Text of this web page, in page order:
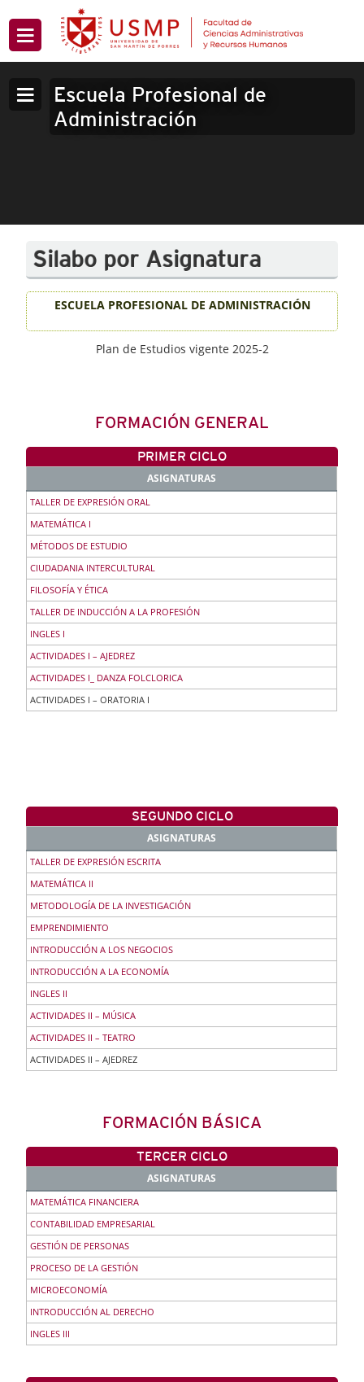
Escuela Profesional de
Administración
Silabo por Asignatura
ESCUELA PROFESIONAL DE ADMINISTRACIÓN
Plan de Estudios vigente 2025-2
FORMACIÓN GENERAL
PRIMER CICLO
ASIGNATURAS
TALLER DE EXPRESIÓN ORAL
MATEMÁTICA I
MÉTODOS DE ESTUDIO
CIUDADANIA INTERCULTURAL
FILOSOFÍA Y ÉTICA
TALLER DE INDUCCIÓN A LA PROFESIÓN
INGLES I
ACTIVIDADES I – AJEDREZ
ACTIVIDADES I_ DANZA FOLCLORICA
ACTIVIDADES I – ORATORIA I
SEGUNDO CICLO
ASIGNATURAS
TALLER DE EXPRESIÓN ESCRITA
MATEMÁTICA II
METODOLOGÍA DE LA INVESTIGACIÓN
EMPRENDIMIENTO
INTRODUCCIÓN A LOS NEGOCIOS
INTRODUCCIÓN A LA ECONOMÍA
INGLES II
ACTIVIDADES II – MÚSICA
ACTIVIDADES II – TEATRO
ACTIVIDADES II – AJEDREZ
FORMACIÓN BÁSICA
TERCER CICLO
ASIGNATURAS
MATEMÁTICA FINANCIERA
CONTABILIDAD EMPRESARIAL
GESTIÓN DE PERSONAS
PROCESO DE LA GESTIÓN
MICROECONOMÍA
INTRODUCCIÓN AL DERECHO
INGLES III